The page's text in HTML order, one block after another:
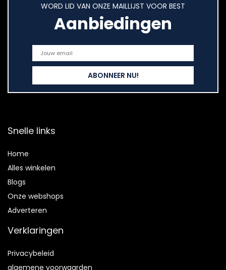
WORD LID VAN ONZE MAILLIJST VOOR BEST
Aanbiedingen
Snelle links
Home
Alles winkelen
Blogs
Onze webshops
Adverteren
Verklaringen
Privacybeleid
algemene voorwaarden